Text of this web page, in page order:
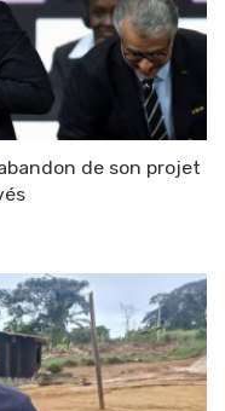
de son projet